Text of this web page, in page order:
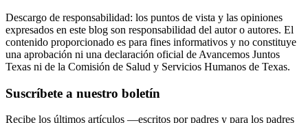
Descargo de responsabilidad: los puntos de vista y las opiniones
expresados en este blog son responsabilidad del autor o autores. El
contenido proporcionado es para fines informativos y no constituye
una aprobación ni una declaración oficial de Avancemos Juntos
Texas ni de la Comisión de Salud y Servicios Humanos de Texas.
Suscríbete a nuestro boletín
Recibe los últimos artículos —escritos por padres y para los padres